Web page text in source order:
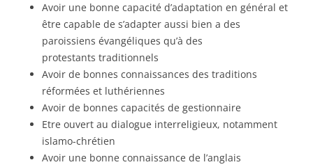
Avoir une bonne capacité d’adaptation en général et
être capable de s’adapter aussi bien a des
paroissiens évangéliques qu’à des
protestants traditionnels
Avoir de bonnes connaissances des traditions
réformées et luthériennes
Avoir de bonnes capacités de gestionnaire
Etre ouvert au dialogue interreligieux, notamment
islamo-chrétien
Avoir une bonne connaissance de l’anglais